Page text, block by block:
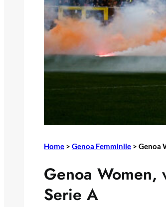
Home > Genoa Femminile > Genoa
Genoa Women,
Serie A